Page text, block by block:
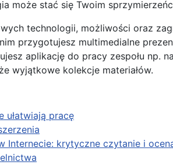
może stać się Twoim
technologii, możliwości oraz
przygotujesz multimedialne
aplikację do pracy zespołu np.
wyjątkowe kolekcje materiałów.
ułatwiają pracę
Internecie: krytyczne czytanie i